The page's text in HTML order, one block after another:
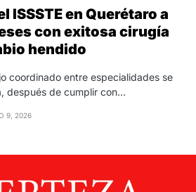
ISSSTE en Querétaro a
con exitosa cirugía
hendido
coordinado entre especialidades se
después de cumplir con…
9, 2026